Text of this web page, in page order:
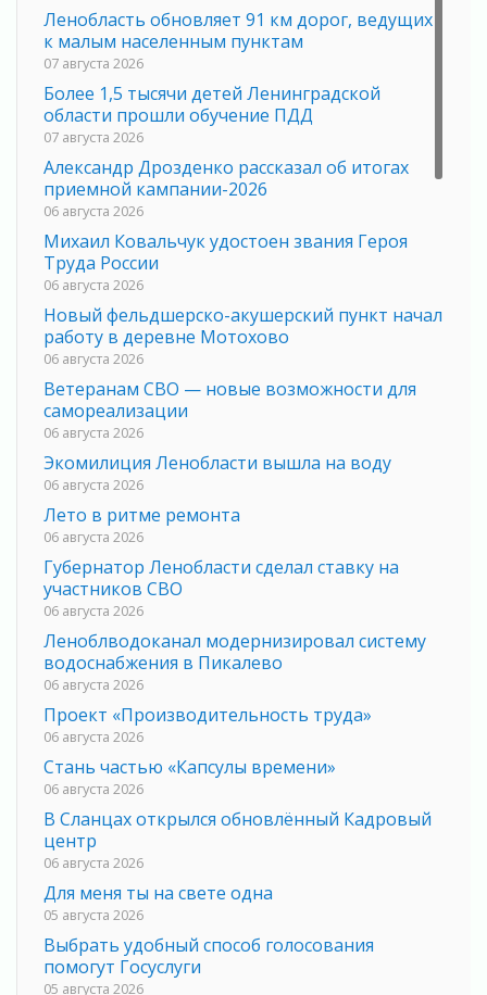
Ленобласть обновляет 91 км дорог, ведущих
к малым населенным пунктам
07 августа 2026
Более 1,5 тысячи детей Ленинградской
области прошли обучение ПДД
07 августа 2026
Александр Дрозденко рассказал об итогах
приемной кампании-2026
06 августа 2026
Михаил Ковальчук удостоен звания Героя
Труда России
06 августа 2026
Новый фельдшерско-акушерский пункт начал
работу в деревне Мотохово
06 августа 2026
Ветеранам СВО — новые возможности для
самореализации
06 августа 2026
Экомилиция Ленобласти вышла на воду
06 августа 2026
Лето в ритме ремонта
06 августа 2026
Губернатор Ленобласти сделал ставку на
участников СВО
06 августа 2026
Леноблводоканал модернизировал систему
водоснабжения в Пикалево
06 августа 2026
Проект «Производительность труда»
06 августа 2026
Стань частью «Капсулы времени»
06 августа 2026
В Сланцах открылся обновлённый Кадровый
центр
06 августа 2026
Для меня ты на свете одна
05 августа 2026
Выбрать удобный способ голосования
помогут Госуслуги
05 августа 2026